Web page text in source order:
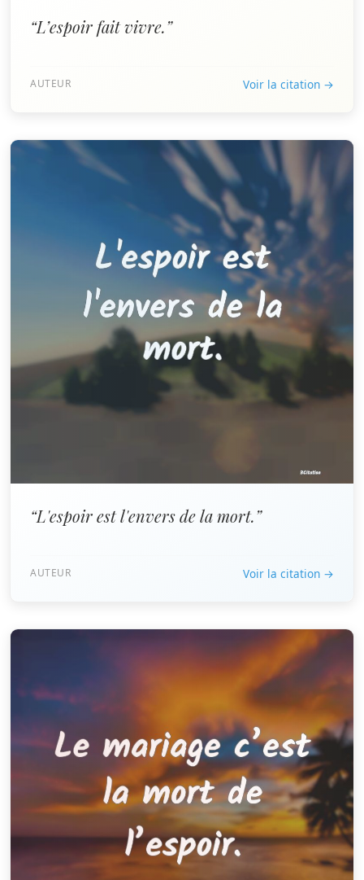
“L’espoir fait vivre.”
AUTEUR Voir la citation →
“L'espoir est l'envers de la mort.”
AUTEUR Voir la citation →